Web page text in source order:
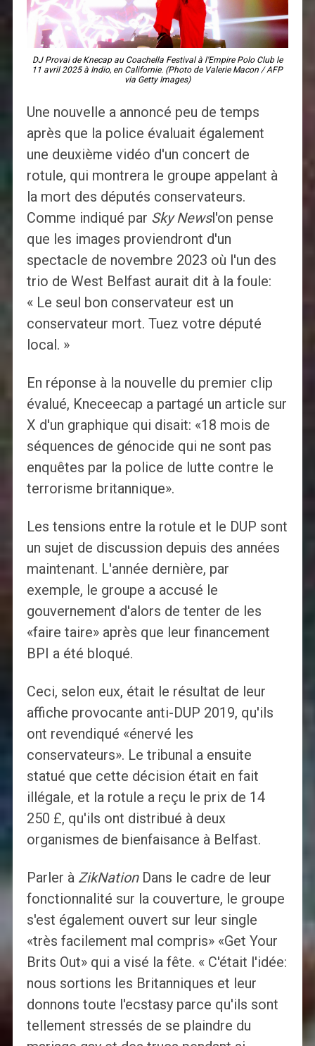
DJ Provai de Knecap au Coachella Festival à l'Empire Polo Club le
11 avril 2025 à Indio, en Californie. (Photo de Valerie Macon / AFP
via Getty Images)
Une nouvelle a annoncé peu de temps
après que la police évaluait également
une deuxième vidéo d'un concert de
rotule, qui montrera le groupe appelant à
la mort des députés conservateurs.
Comme indiqué par Sky Newsl'on pense
que les images proviendront d'un
spectacle de novembre 2023 où l'un des
trio de West Belfast aurait dit à la foule:
« Le seul bon conservateur est un
conservateur mort. Tuez votre député
local. »
En réponse à la nouvelle du premier clip
évalué, Kneceecap a partagé un article sur
X d'un graphique qui disait: «18 mois de
séquences de génocide qui ne sont pas
enquêtes par la police de lutte contre le
terrorisme britannique».
Les tensions entre la rotule et le DUP sont
un sujet de discussion depuis des années
maintenant. L'année dernière, par
exemple, le groupe a accusé le
gouvernement d'alors de tenter de les
«faire taire» après que leur financement
BPI a été bloqué.
Ceci, selon eux, était le résultat de leur
affiche provocante anti-DUP 2019, qu'ils
ont revendiqué «énervé les
conservateurs». Le tribunal a ensuite
statué que cette décision était en fait
illégale, et la rotule a reçu le prix de 14
250 £, qu'ils ont distribué à deux
organismes de bienfaisance à Belfast.
Parler à ZikNationDans le cadre de leur
fonctionnalité sur la couverture, le groupe
s'est également ouvert sur leur single
«très facilement mal compris» «Get Your
Brits Out» qui a visé la fête. « C'était l'idée:
nous sortions les Britanniques et leur
donnons toute l'ecstasy parce qu'ils sont
tellement stressés de se plaindre du